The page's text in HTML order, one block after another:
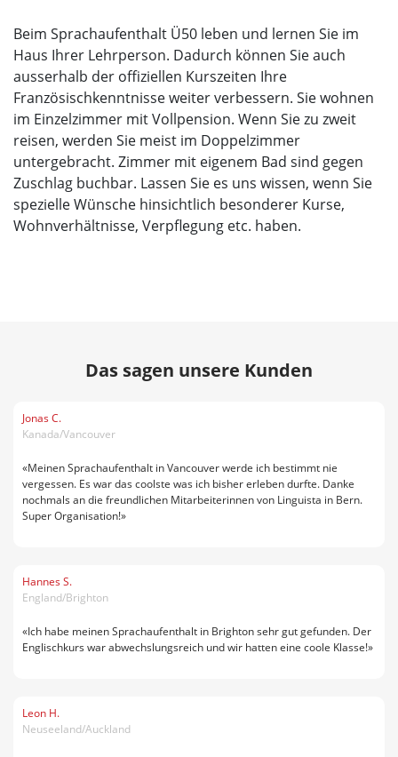
Beim Sprachaufenthalt Ü50 leben und lernen Sie im
Haus Ihrer Lehrperson. Dadurch können Sie auch
ausserhalb der offiziellen Kurszeiten Ihre
Französischkenntnisse weiter verbessern. Sie wohnen
im Einzelzimmer mit Vollpension. Wenn Sie zu zweit
reisen, werden Sie meist im Doppelzimmer
untergebracht. Zimmer mit eigenem Bad sind gegen
Zuschlag buchbar. Lassen Sie es uns wissen, wenn Sie
spezielle Wünsche hinsichtlich besonderer Kurse,
Wohnverhältnisse, Verpflegung etc. haben.
Das sagen unsere Kunden
Jonas C.
Kanada/Vancouver
«Meinen Sprachaufenthalt in Vancouver werde ich bestimmt nie
vergessen. Es war das coolste was ich bisher erleben durfte. Danke
nochmals an die freundlichen Mitarbeiterinnen von Linguista in Bern.
Super Organisation!»
Hannes S.
England/Brighton
«Ich habe meinen Sprachaufenthalt in Brighton sehr gut gefunden. Der
Englischkurs war abwechslungsreich und wir hatten eine coole Klasse!»
Leon H.
Neuseeland/Auckland